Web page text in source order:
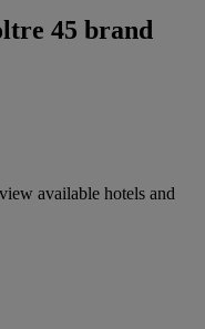
45 brand
available hotels and